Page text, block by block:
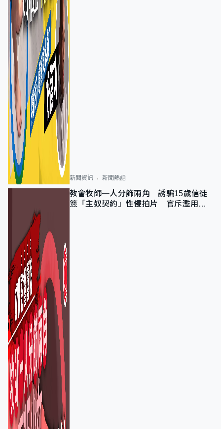
新聞資訊 新聞熱話
教會牧師一人分飾兩角 誘騙15歲信徒
簽「主奴契約」性侵拍片 官斥濫用教